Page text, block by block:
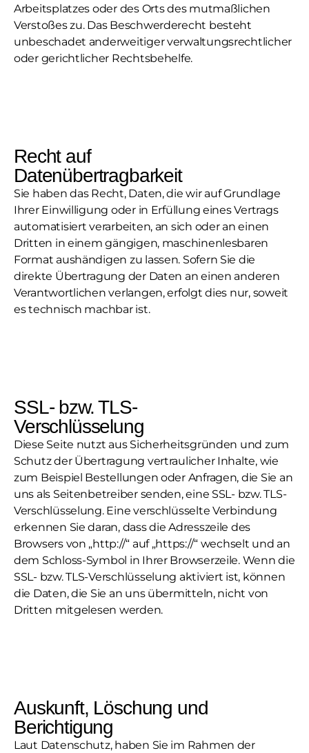
Arbeitsplatzes oder des Orts des mutmaßlichen
Verstoßes zu. Das Beschwerderecht besteht
unbeschadet anderweitiger verwaltungsrechtlicher
oder gerichtlicher Rechtsbehelfe.
Recht auf
Datenübertragbarkeit
Sie haben das Recht, Daten, die wir auf Grundlage
Ihrer Einwilligung oder in Erfüllung eines Vertrags
automatisiert verarbeiten, an sich oder an einen
Dritten in einem gängigen, maschinenlesbaren
Format aushändigen zu lassen. Sofern Sie die
direkte Übertragung der Daten an einen anderen
Verantwortlichen verlangen, erfolgt dies nur, soweit
es technisch machbar ist.
SSL- bzw. TLS-
Verschlüsselung
Diese Seite nutzt aus Sicherheitsgründen und zum
Schutz der Übertragung vertraulicher Inhalte, wie
zum Beispiel Bestellungen oder Anfragen, die Sie an
uns als Seitenbetreiber senden, eine SSL- bzw. TLS-
Verschlüsselung. Eine verschlüsselte Verbindung
erkennen Sie daran, dass die Adresszeile des
Browsers von „http://“ auf „https://“ wechselt und an
dem Schloss-Symbol in Ihrer Browserzeile. Wenn die
SSL- bzw. TLS-Verschlüsselung aktiviert ist, können
die Daten, die Sie an uns übermitteln, nicht von
Dritten mitgelesen werden.
Auskunft, Löschung und
Berichtigung
Laut Datenschutz, haben Sie im Rahmen der